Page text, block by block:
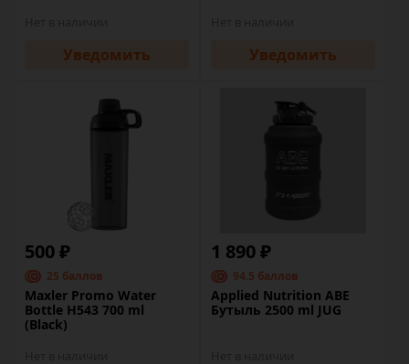
Уведомить Уведомить
500 ₽
25 баллов
Maxler Promo Water
Bottle H543 700 ml
(Black)
1 890 ₽
94.5 баллов
Applied Nutrition ABE
Бутыль 2500 ml JUG